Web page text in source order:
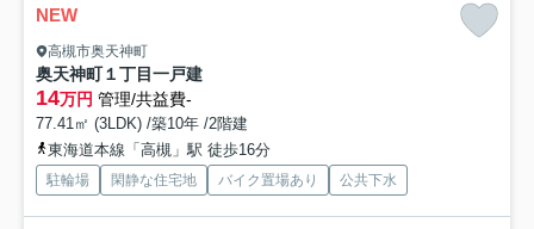
NEW
高槻市奥天神町
奥天神町１丁目一戸建
14万円 管理/共益費-
77.41㎡ (3LDK) /築10年 /2階建
東海道本線「高槻」駅 徒歩16分
駐輪場 閑静な住宅地 バイク置場あり 公共下水